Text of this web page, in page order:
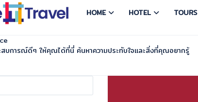
HOME HOTEL TOURS
สบการณ์ดีๆ ให้คุณได้ที่นี่ ค้นหาความประทับใจและสิ่งที่คุณอยากรู้